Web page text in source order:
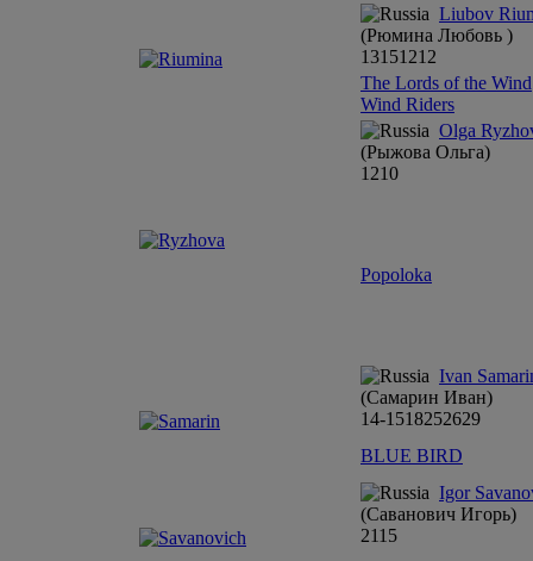
Liubov
(Рюмина Любовь )
13151212
The Lords of the Wind
Wind Riders
Olga
(Рыжова Ольга)
1210
Popoloka
Ivan
(Самарин Иван)
14-1518252629
BLUE BIRD
Igor
(Саванович Игорь)
2115